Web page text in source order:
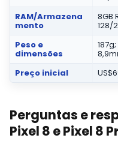
RAM/Armazena
mento
8GB
128/
Peso e
dimensões
Preço inicial
Perguntas e
Pixel 8 e Pixel 8